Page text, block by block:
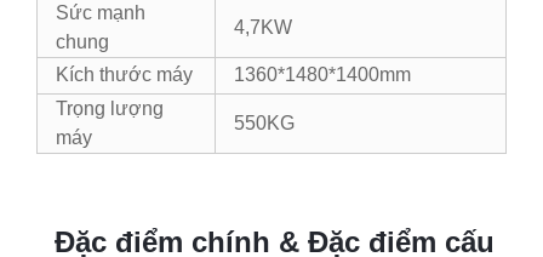
Sức mạnh
chung
4,7KW
Kích thước máy
1360*1480*1400mm
Trọng lượng
máy
550KG
Đặc điểm chính & Đặc điểm cấu